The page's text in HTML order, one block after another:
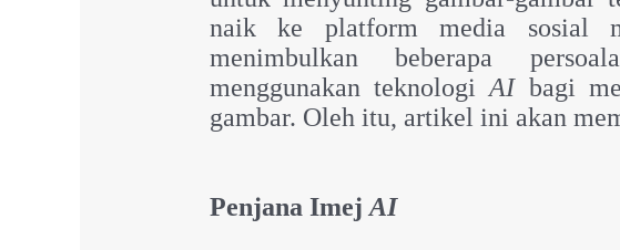
naik ke platform media sosial
menimbulkan beberapa
menggunakan teknologiAIbagi
gambar. Oleh itu, artikel ini akan
Penjana Imej AI